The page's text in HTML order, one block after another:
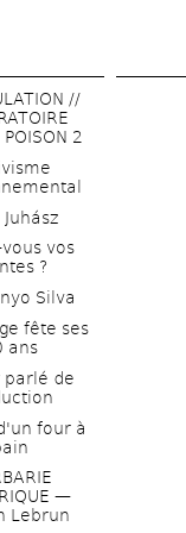
//
POISON 2
vos
?
Silva
fête ses
ans
parlé de
four à
—
Lebrun